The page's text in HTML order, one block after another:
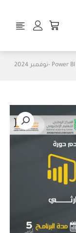
Cart